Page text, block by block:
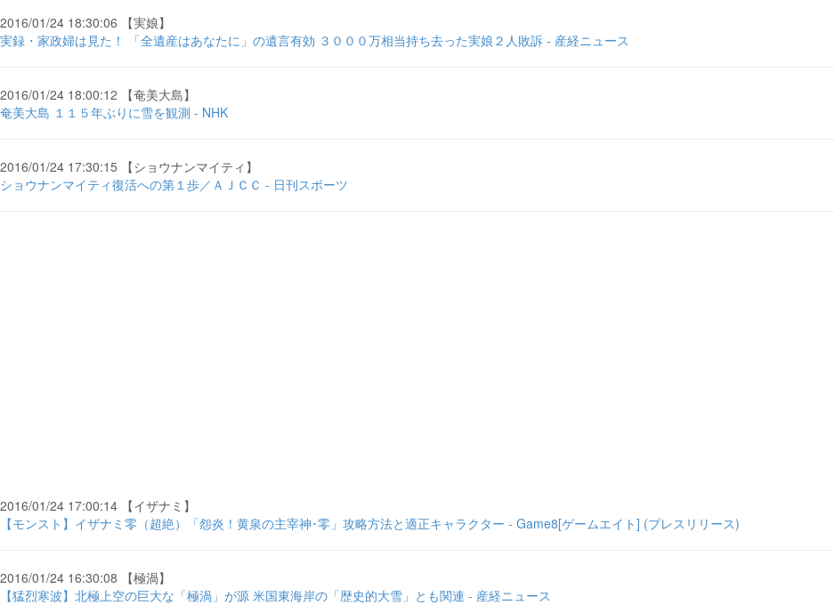
2016/01/24 18:30:06 【実娘】
実録・家政婦は見た！ 「全遺産はあなたに」の遺言有効 ３０００万相当持ち去った実娘２人敗訴 - 産経ニュース
2016/01/24 18:00:12 【奄美大島】
奄美大島 １１５年ぶりに雪を観測 - NHK
2016/01/24 17:30:15 【ショウナンマイティ】
ショウナンマイティ復活への第１歩／ＡＪＣＣ - 日刊スポーツ
2016/01/24 17:00:14 【イザナミ】
【モンスト】イザナミ零（超絶）「怨炎！黄泉の主宰神･零」攻略方法と適正キャラクター - Game8[ゲームエイト] (プレスリリース)
2016/01/24 16:30:08 【極渦】
【猛烈寒波】北極上空の巨大な「極渦」が源 米国東海岸の「歴史的大雪」とも関連 - 産経ニュース